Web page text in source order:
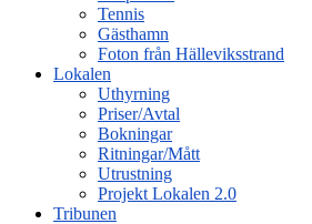
Tennis
Gästhamn
Foton från Hälleviksstrand
Lokalen
Uthyrning
Priser/Avtal
Bokningar
Ritningar/Mått
Utrustning
Projekt Lokalen 2.0
Tribunen